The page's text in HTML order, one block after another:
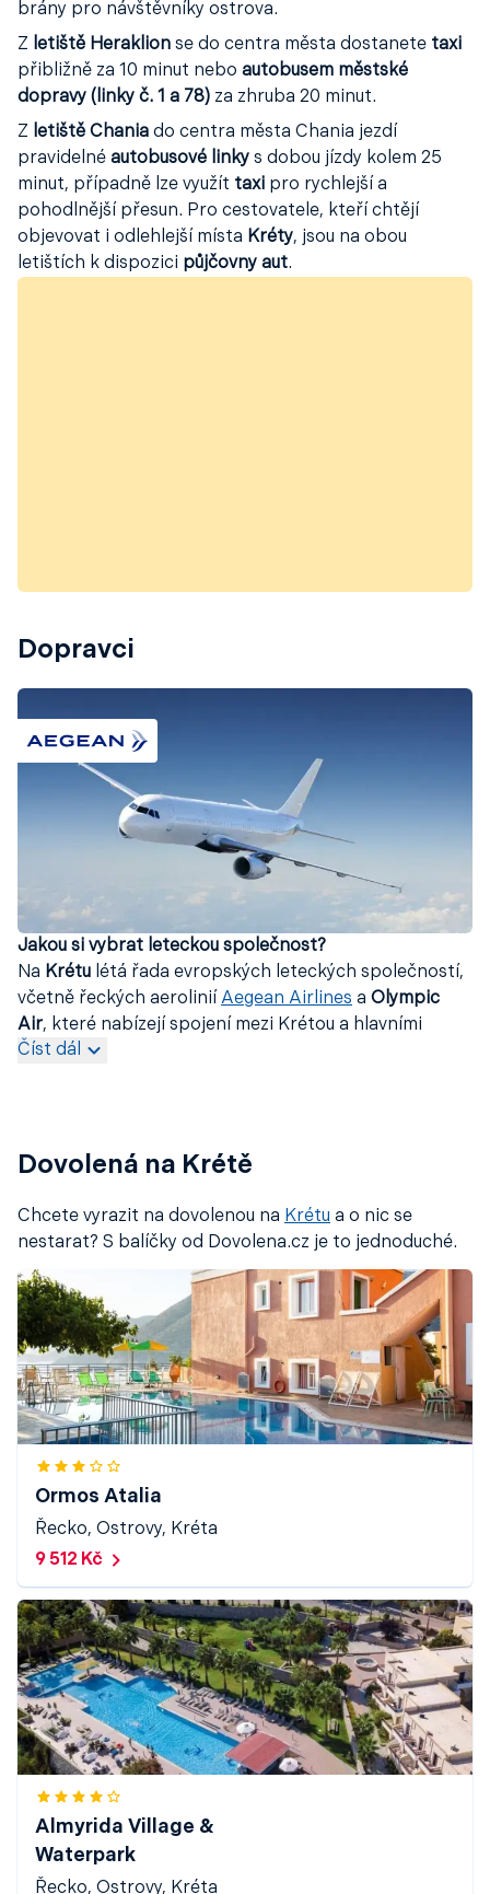
brány pro návštěvníky ostrova.
Z letiště Heraklion se do centra města dostanete taxi
přibližně za 10 minut nebo autobusem městské
dopravy (linky č. 1 a 78) za zhruba 20 minut.
Z letiště Chania do centra města Chania jezdí
pravidelné autobusové linky s dobou jízdy kolem 25
minut, případně lze využít taxi pro rychlejší a
pohodlnější přesun. Pro cestovatele, kteří chtějí
objevovat i odlehlejší místa Kréty, jsou na obou
letištích k dispozici půjčovny aut.
Dopravci
Jakou si vybrat leteckou společnost?
Na Krétu létá řada evropských leteckých společností,
včetně řeckých aerolinií Aegean Airlines a Olympic
Air, které nabízejí spojení mezi Krétou a hlavními
evropskými městy. Kromě toho dopravci jako
Chanie, dvou hlavních letišť na Krétě.
Číst dál
Dovolená na Krétě
Chcete vyrazit na dovolenou na Krétu a o nic se
nestarat? S balíčky od Dovolena.cz je to jednoduché.
Ormos Atalia
Řecko, Ostrovy, Kréta
9 512 Kč
Almyrida Village &
Waterpark
Řecko, Ostrovy, Kréta